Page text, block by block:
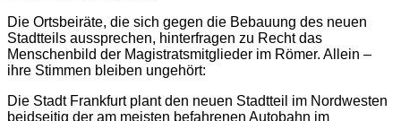
Die Ortsbeiräte, die sich gegen die Bebauung des neuen
Stadtteils aussprechen, hinterfragen zu Recht das
Menschenbild der Magistratsmitglieder im Römer. Allein –
ihre Stimmen bleiben ungehört:
Die Stadt Frankfurt plant den neuen Stadtteil im Nordwesten
beidseitig der am meisten befahrenen Autobahn im